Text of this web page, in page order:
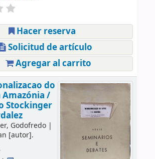
Hacer reserva
Solicitud de artículo
Agregar al carrito
do
Amazónia /
Stockinger
Godofredo|
[autor].